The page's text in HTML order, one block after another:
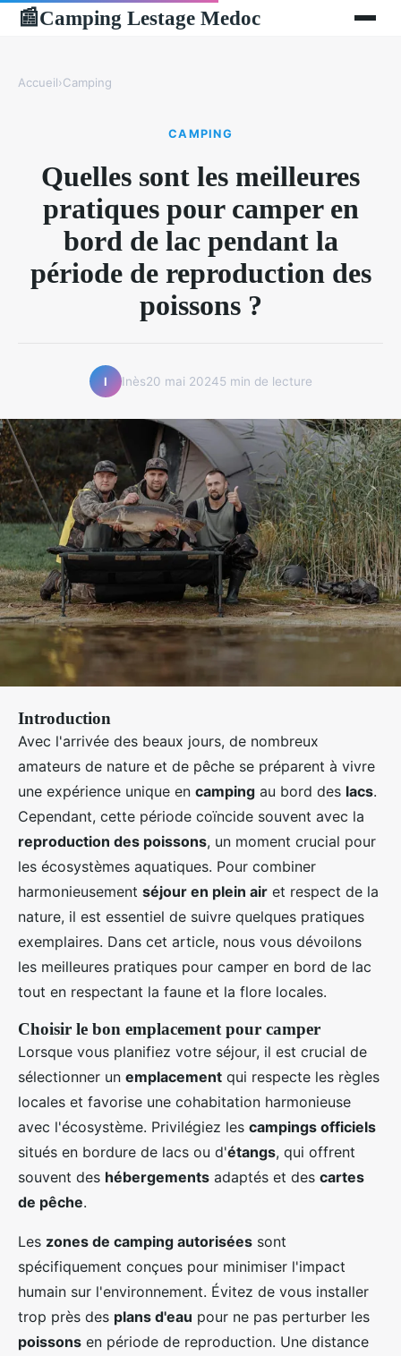
📰Camping Lestage Medoc
Accueil›Camping
CAMPING
Quelles sont les meilleures
pratiques pour camper en
bord de lac pendant la
période de reproduction des
poissons ?
I Inès20 mai 20245 min de lecture
Introduction
Avec l'arrivée des beaux jours, de nombreux
amateurs de nature et de pêche se préparent à vivre
une expérience unique en camping au bord des lacs.
Cependant, cette période coïncide souvent avec la
reproduction des poissons, un moment crucial pour
les écosystèmes aquatiques. Pour combiner
harmonieusement séjour en plein air et respect de la
nature, il est essentiel de suivre quelques pratiques
exemplaires. Dans cet article, nous vous dévoilons
les meilleures pratiques pour camper en bord de lac
tout en respectant la faune et la flore locales.
Choisir le bon emplacement pour camper
Lorsque vous planifiez votre séjour, il est crucial de
sélectionner un emplacement qui respecte les règles
locales et favorise une cohabitation harmonieuse
avec l'écosystème. Privilégiez les campings officiels
situés en bordure de lacs ou d'étangs, qui offrent
souvent des hébergements adaptés et des cartes
de pêche.
Les zones de camping autorisées sont
spécifiquement conçues pour minimiser l'impact
humain sur l'environnement. Évitez de vous installer
trop près des plans d'eau pour ne pas perturber les
poissons en période de reproduction. Une distance